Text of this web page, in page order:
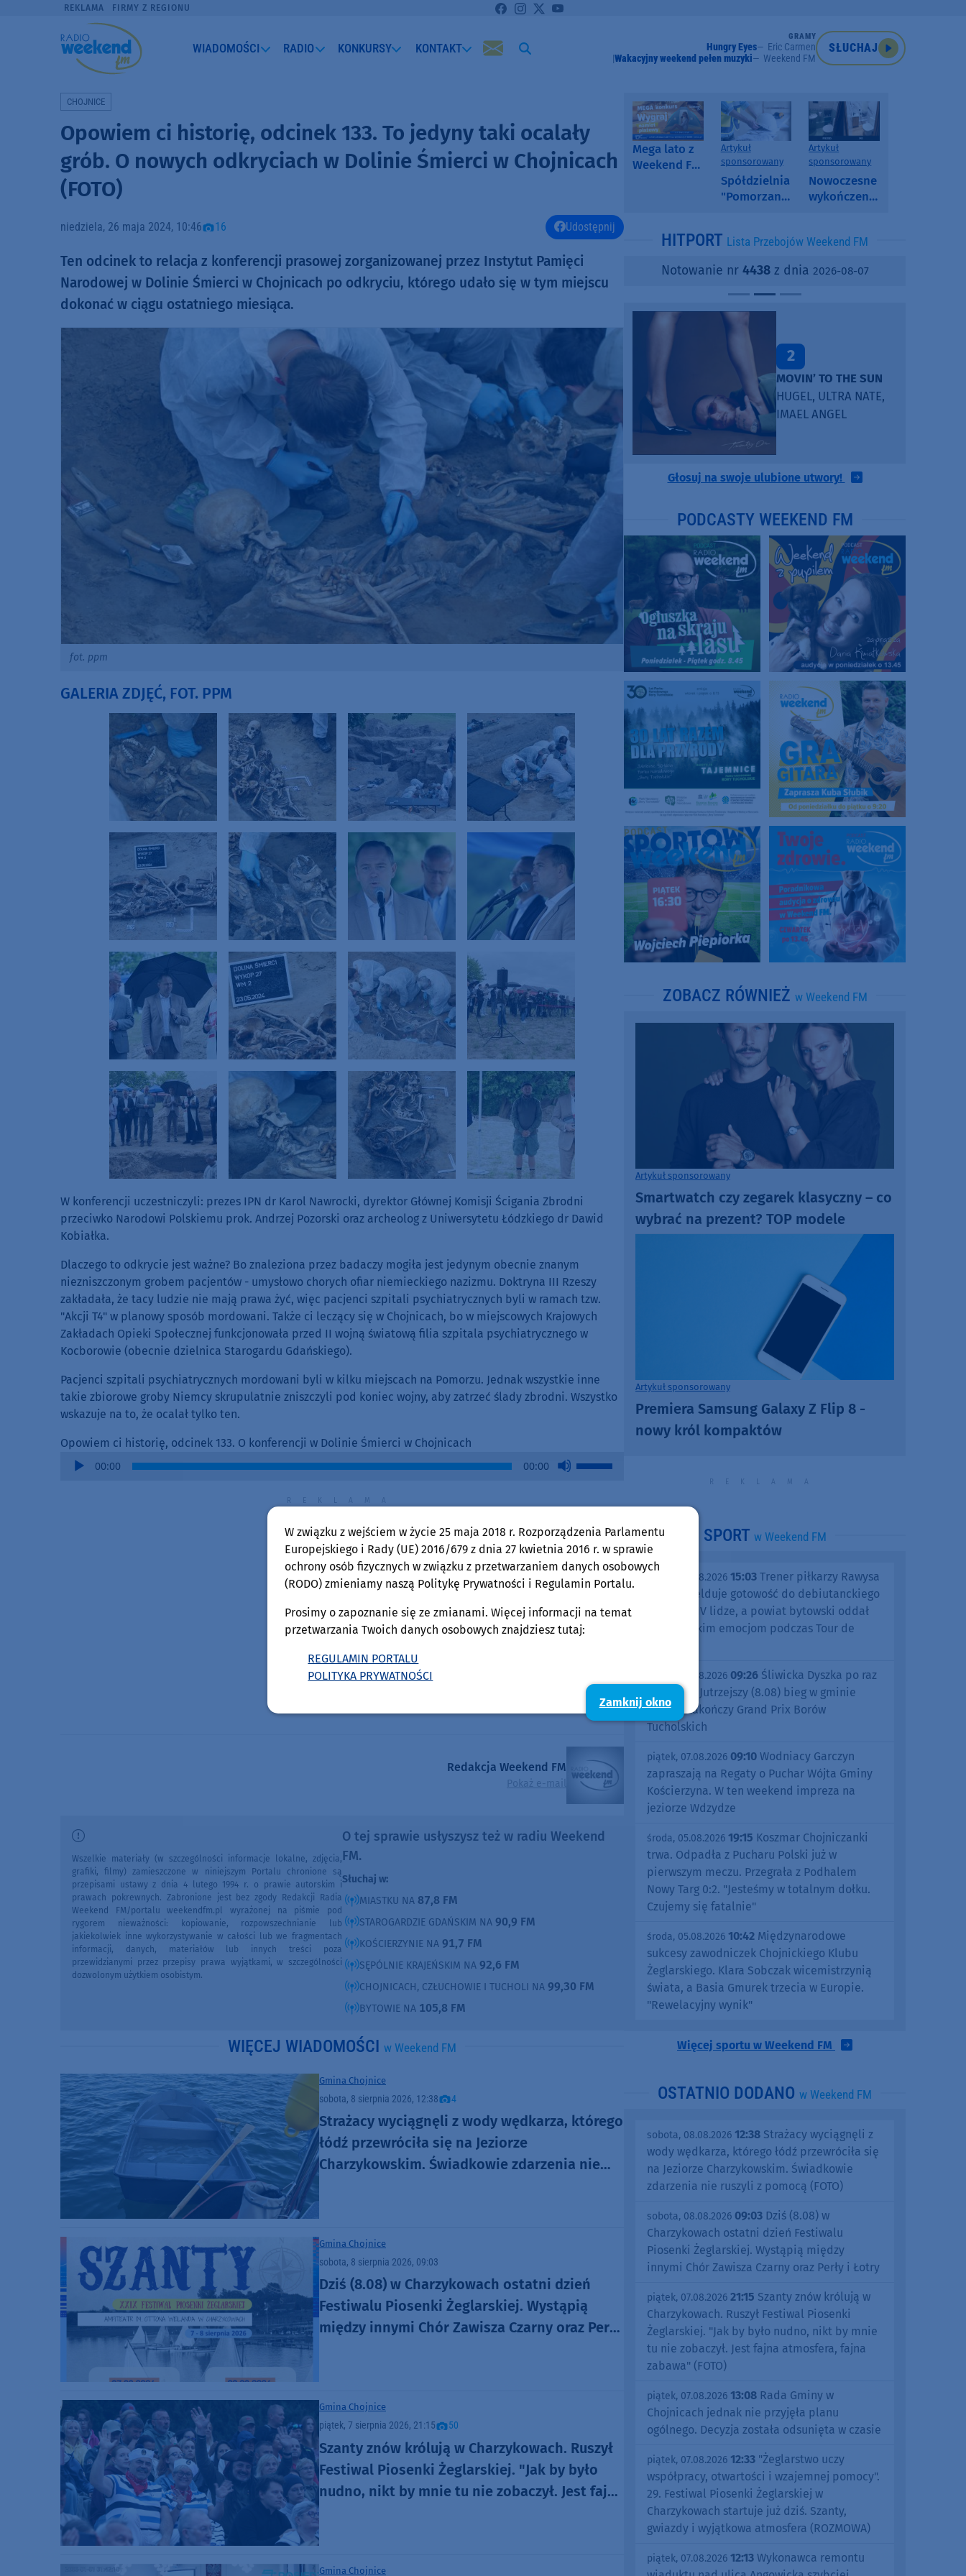
REKLAMA FIRMY Z REGIONU
WIADOMOŚCI RADIO KONKURSY KONTAKT
GRAMY
Hungry Eyes
Eric Carmen
Wakacyjny weekend pełen muzyki
Weekend FM
SŁUCHAJ
CHOJNICE
Opowiem ci historię, odcinek 133. To jedyny taki ocalały
grób. O nowych odkryciach w Dolinie Śmierci w Chojnicach
(FOTO)
niedziela, 26 maja 2024, 10:46 16 Udostępnij
Ten odcinek to relacja z konferencji prasowej zorganizowanej przez Instytut Pamięci
Narodowej w Dolinie Śmierci w Chojnicach po odkryciu, którego udało się w tym miejscu
dokonać w ciągu ostatniego miesiąca.
fot. ppm
GALERIA ZDJĘĆ, FOT. PPM
W konferencji uczestniczyli: prezes IPN dr Karol Nawrocki, dyrektor Głównej Komisji Ścigania Zbrodni
przeciwko Narodowi Polskiemu prok. Andrzej Pozorski oraz archeolog z Uniwersytetu Łódzkiego dr Dawid
Kobiałka.
Dlaczego to odkrycie jest ważne? Bo znaleziona przez badaczy mogiła jest jedynym obecnie znanym
niezniszczonym grobem pacjentów - umysłowo chorych ofiar niemieckiego nazizmu. Doktryna III Rzeszy
zakładała, że tacy ludzie nie mają prawa żyć, więc pacjenci szpitali psychiatrycznych byli w ramach tzw.
"Akcji T4" w planowy sposób mordowani. Także ci leczący się w Chojnicach, bo w miejscowych Krajowych
Zakładach Opieki Społecznej funkcjonowała przed II wojną światową filia szpitala psychiatrycznego w
Kocborowie (obecnie dzielnica Starogardu Gdańskiego).
Pacjenci szpitali psychiatrycznych mordowani byli w kilku miejscach na Pomorzu. Jednak wszystkie inne
takie zbiorowe groby Niemcy skrupulatnie zniszczyli pod koniec wojny, aby zatrzeć ślady zbrodni. Wszystko
wskazuje na to, że ocalał tylko ten.
Opowiem ci historię, odcinek 133. O konferencji w Dolinie Śmierci w Chojnicach
Audio
00:00 00:00
Use
keys
to
increase
or
decrease
Redakcja Weekend FM
Pokaż e-mail
O tej sprawie usłyszysz też w radiu Weekend
FM.
Słuchaj w:
MIASTKU NA 87,8 FM
STAROGARDZIE GDAŃSKIM NA 90,9 FM
KOŚCIERZYNIE NA 91,7 FM
SĘPÓLNIE KRAJEŃSKIM NA 92,6 FM
CHOJNICACH, CZŁUCHOWIE I TUCHOLI NA 99,30 FM
BYTOWIE NA 105,8 FM
Wszelkie materiały (w szczególności informacje lokalne, zdjęcia,
grafiki, filmy) zamieszczone w niniejszym Portalu chronione są
przepisami ustawy z dnia 4 lutego 1994 r. o prawie autorskim i
prawach pokrewnych. Zabronione jest bez zgody Redakcji Radia
Weekend FM/portalu weekendfm.pl wyrażonej na piśmie pod
rygorem nieważności: kopiowanie, rozpowszechnianie lub
jakiekolwiek inne wykorzystywanie w całości lub we fragmentach
informacji, danych, materiałów lub innych treści poza
przewidzianymi przez przepisy prawa wyjątkami, w szczególności
dozwolonym użytkiem osobistym.
WIĘCEJ WIADOMOŚCI w Weekend FM
Gmina Chojnice
sobota, 8 sierpnia 2026, 12:38 4
Strażacy wyciągnęli z wody wędkarza, którego
łódź przewróciła się na Jeziorze
Charzykowskim. Świadkowie zdarzenia nie
Gmina Chojnice
sobota, 8 sierpnia 2026, 09:03
Dziś (8.08) w Charzykowach ostatni dzień
Festiwalu Piosenki Żeglarskiej. Wystąpią
między innymi Chór Zawisza Czarny oraz Perły
Gmina Chojnice
piątek, 7 sierpnia 2026, 21:15 50
Szanty znów królują w Charzykowach. Ruszył
Festiwal Piosenki Żeglarskiej. "Jak by było
nudno, nikt by mnie tu nie zobaczył. Jest fajna
Gmina Chojnice
Mega lato z
Weekend FM
Artykuł
sponsorowany
Spółdzielnia
"Pomorzanka"
informuje o
i ofertach
najmu
Artykuł
sponsorowany
Nowoczesne
wykończenia
SPC, WPC i
kamienny
HITPORT Lista Przebojów Weekend FM
Notowanie nr 4438z dnia 2026-08-07
2
MOVIN’ TO THE SUN
HUGEL, ULTRA NATE,
IMAEL ANGEL
Głosuj na swoje ulubione utwory!
PODCASTY WEEKEND FM
ZOBACZ RÓWNIEŻ w Weekend FM
Artykuł sponsorowany
Smartwatch czy zegarek klasyczny – co
wybrać na prezent? TOP modele
Artykuł sponsorowany
Premiera Samsung Galaxy Z Flip 8 -
nowy król kompaktów
SPORT w Weekend FM
piątek, 07.08.2026 15:03 Trener piłkarzy Rawysa
Raciąż melduje gotowość do debiutanckiego
sezonu w IV lidze, a powiat bytowski oddał
się kolarskim emocjom podczas Tour de
piątek, 07.08.2026 09:26 Śliwicka Dyszka po raz
dziesiąty. Jutrzejszy (8.08) bieg w gminie
Śliwice zakończy Grand Prix Borów
Tucholskich
piątek, 07.08.2026 09:10 Wodniacy Garczyn
zapraszają na Regaty o Puchar Wójta Gminy
Kościerzyna. W ten weekend impreza na
jeziorze Wdzydze
środa, 05.08.2026 19:15 Koszmar Chojniczanki
trwa. Odpadła z Pucharu Polski już w
pierwszym meczu. Przegrała z Podhalem
Nowy Targ 0:2. "Jesteśmy w totalnym dołku.
Czujemy się fatalnie"
środa, 05.08.2026 10:42 Międzynarodowe
sukcesy zawodniczek Chojnickiego Klubu
Żeglarskiego. Klara Sobczak wicemistrzynią
świata, a Basia Gmurek trzecia w Europie.
"Rewelacyjny wynik"
Więcej sportu w Weekend FM
OSTATNIO DODANO w Weekend FM
sobota, 08.08.2026 12:38 Strażacy wyciągnęli z
wody wędkarza, którego łódź przewróciła się
na Jeziorze Charzykowskim. Świadkowie
zdarzenia nie ruszyli z pomocą (FOTO)
sobota, 08.08.2026 09:03 Dziś (8.08) w
Charzykowach ostatni dzień Festiwalu
Piosenki Żeglarskiej. Wystąpią między
innymi Chór Zawisza Czarny oraz Perły i Łotry
piątek, 07.08.2026 21:15 Szanty znów królują w
Charzykowach. Ruszył Festiwal Piosenki
Żeglarskiej. "Jak by było nudno, nikt by mnie
tu nie zobaczył. Jest fajna atmosfera, fajna
zabawa" (FOTO)
piątek, 07.08.2026 13:08 Rada Gminy w
Chojnicach jednak nie przyjęła planu
ogólnego. Decyzja została odsunięta w czasie
piątek, 07.08.2026 12:33 "Żeglarstwo uczy
współpracy, otwartości i wzajemnej pomocy".
29. Festiwal Piosenki Żeglarskiej w
Charzykowach startuje już dziś. Szanty,
gwiazdy i wyjątkowa atmosfera (ROZMOWA)
piątek, 07.08.2026 12:13 Wykonawca remontu
W związku z wejściem w życie 25 maja 2018 r. Rozporządzenia Parlamentu
Europejskiego i Rady (UE) 2016/679 z dnia 27 kwietnia 2016 r. w sprawie
ochrony osób fizycznych w związku z przetwarzaniem danych osobowych
(RODO) zmieniamy naszą Politykę Prywatności i Regulamin Portalu.
Prosimy o zapoznanie się ze zmianami. Więcej informacji na temat
przetwarzania Twoich danych osobowych znajdziesz tutaj:
REGULAMIN PORTALU
POLITYKA PRYWATNOŚCI
Zamknij okno